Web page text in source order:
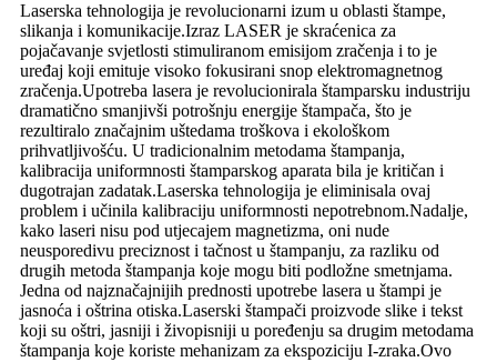
Laserska tehnologija je revolucionarni izum u oblasti štampe,
slikanja i komunikacije.Izraz LASER je skraćenica za
pojačavanje svjetlosti stimuliranom emisijom zračenja i to je
uređaj koji emituje visoko fokusirani snop elektromagnetnog
zračenja.Upotreba lasera je revolucionirala štamparsku industriju
dramatično smanjivši potrošnju energije štampača, što je
rezultiralo značajnim uštedama troškova i ekološkom
prihvatljivošću. U tradicionalnim metodama štampanja,
kalibracija uniformnosti štamparskog aparata bila je kritičan i
dugotrajan zadatak.Laserska tehnologija je eliminisala ovaj
problem i učinila kalibraciju uniformnosti nepotrebnom.Nadalje,
kako laseri nisu pod utjecajem magnetizma, oni nude
neusporedivu preciznost i tačnost u štampanju, za razliku od
drugih metoda štampanja koje mogu biti podložne smetnjama.
Jedna od najznačajnijih prednosti upotrebe lasera u štampi je
jasnoća i oštrina otiska.Laserski štampači proizvode slike i tekst
koji su oštri, jasniji i živopisniji u poređenju sa drugim metodama
štampanja koje koriste mehanizam za ekspoziciju I-zraka.Ovo